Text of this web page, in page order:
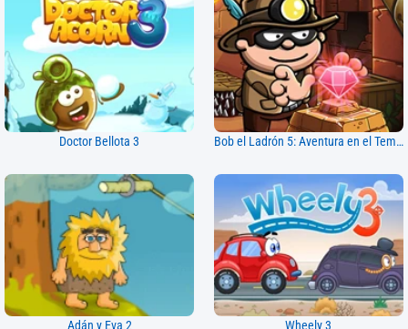
Doctor Bellota 3 Bob el Ladrón 5: Aventura en el Templo